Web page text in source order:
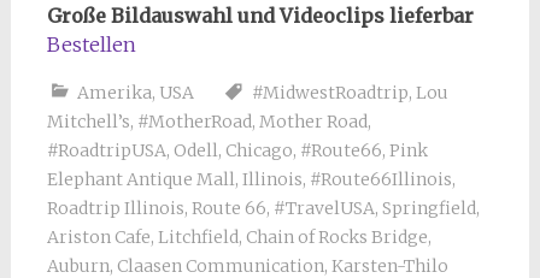
Große Bildauswahl und Videoclips lieferbar
Bestellen
Amerika, USA #MidwestRoadtrip, Lou
Mitchell’s, #MotherRoad, Mother Road,
#RoadtripUSA, Odell, Chicago, #Route66, Pink
Elephant Antique Mall, Illinois, #Route66Illinois,
Roadtrip Illinois, Route 66, #TravelUSA, Springfield,
Ariston Cafe, Litchfield, Chain of Rocks Bridge,
Auburn, Claasen Communication, Karsten-Thilo